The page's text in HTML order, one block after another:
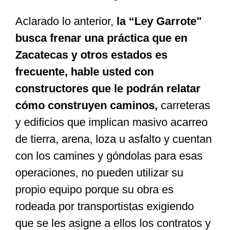
Aclarado lo anterior, la “Ley Garrote"
busca frenar una práctica que en
Zacatecas y otros estados es
frecuente, hable usted con
constructores que le podrán relatar
cómo construyen caminos, carreteras
y edificios que implican masivo acarreo
de tierra, arena, loza u asfalto y cuentan
con los camines y góndolas para esas
operaciones, no pueden utilizar su
propio equipo porque su obra es
rodeada por transportistas exigiendo
que se les asigne a ellos los contratos y